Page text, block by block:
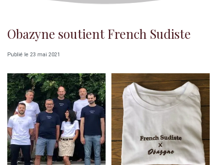
Obazyne soutient French Sudiste
Publié le 23 mai 2021